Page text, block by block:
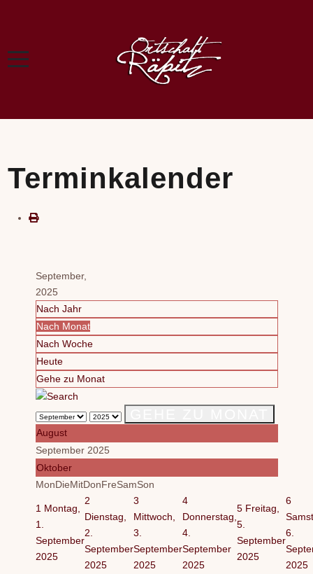
Terminkalender
September,
2025
Nach Jahr
Nach Monat
Nach Woche
Heute
Gehe zu Monat
August
September 2025
Oktober
MonDieMitDonFreSamSon
1 Montag,
1.
September
2025
2
Dienstag,
2.
September
2025
3
Mittwoch,
3.
September
2025
4
Donnerstag,
4.
September
2025
5 Freitag,
5.
September
2025
6
6.
2025